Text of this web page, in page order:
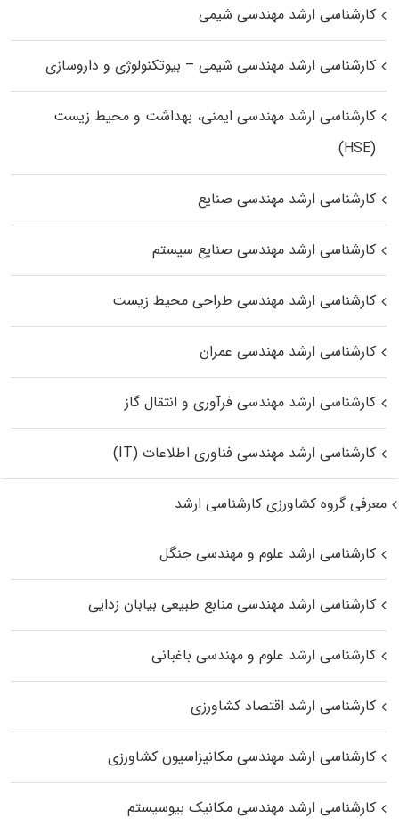
کارشناسی ارشد مهندسی شیمی
کارشناسی ارشد مهندسی شیمی – بیوتکنولوژی و داروسازی
کارشناسی ارشد مهندسی ایمنی، بهداشت و محیط زیست
(HSE)
کارشناسی ارشد مهندسی صنایع
کارشناسی ارشد مهندسی صنایع سیستم
کارشناسی ارشد مهندسی طراحی محیط زیست
کارشناسی ارشد مهندسی عمران
کارشناسی ارشد مهندسی فرآوری و انتقال گاز
کارشناسی ارشد مهندسی فناوری اطلاعات (IT)
معرفی گروه کشاورزی کارشناسی ارشد
کارشناسی ارشد علوم و مهندسی جنگل
کارشناسی ارشد مهندسی منابع طبیعی بیابان زدایی
کارشناسی ارشد علوم و مهندسی باغبانی
کارشناسی ارشد اقتصاد کشاورزی
کارشناسی ارشد مهندسی مکانیزاسیون کشاورزی
کارشناسی ارشد مهندسی مکانیک بیوسیستم